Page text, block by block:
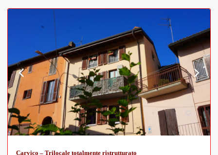
Carvico – Trilocale totalmente ristrutturato